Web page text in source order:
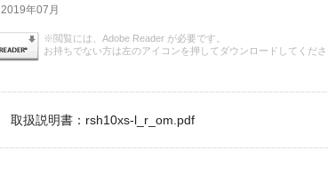
2019年07月
※閲覧には、Adobe Reader が必要です。
お持ちでない方は左のアイコンを押してダウンロードしてくださ
取扱説明書：rsh10xs-l_r_om.pdf